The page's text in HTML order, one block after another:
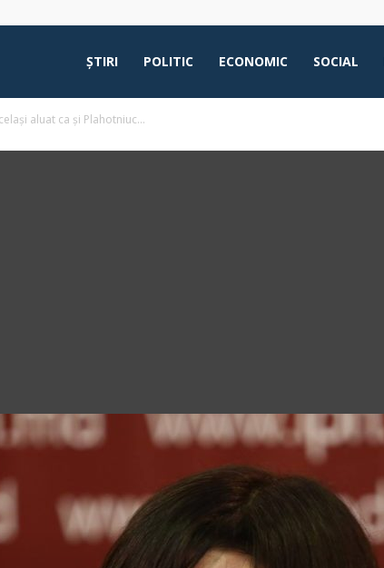
ŞTIRI POLITIC ECONOMIC SOCIAL
aluat ca și Plahotniuc...